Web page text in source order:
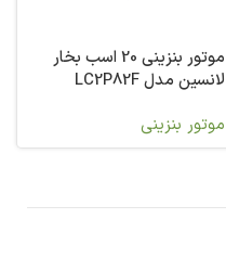
موتور بنزینی 20 اسب بخار
لانسین مدل LC2P82F
موتور بنزینی